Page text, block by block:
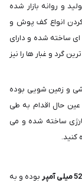
و روانه بازار شده
کردن انواع کف پوش و
ساخته شده و دارای
گرد و غبار ها را نیز
و زمین شویی بوده
عین حال اقدام به طی
ساخته شده و می
کنید.
بوده و به